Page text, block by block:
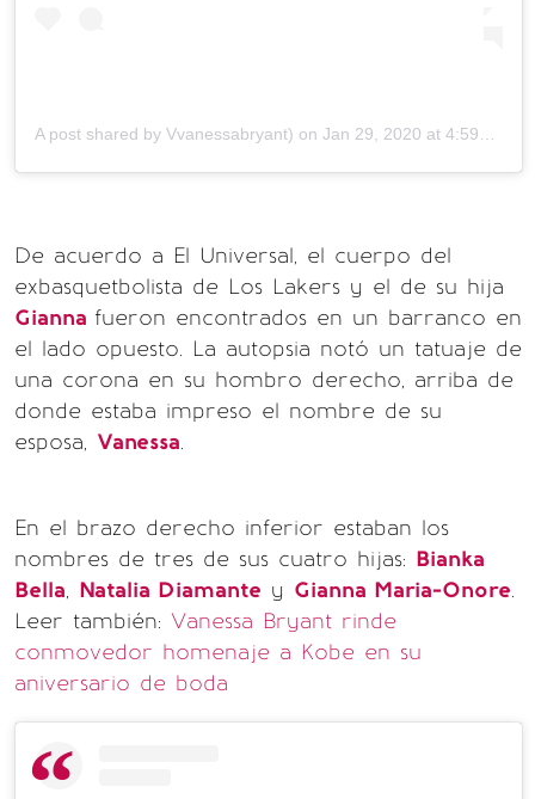
A post shared by Vvanessabryant) on Jan 29, 2020 at 4:59pm PST
De acuerdo a El Universal, el cuerpo del
exbasquetbolista de Los Lakers y el de su hija
Gianna fueron encontrados en un barranco en
el lado opuesto. La autopsia notó un tatuaje de
una corona en su hombro derecho, arriba de
donde estaba impreso el nombre de su
esposa, Vanessa.
En el brazo derecho inferior estaban los
nombres de tres de sus cuatro hijas: Bianka
Bella, Natalia Diamante y Gianna Maria-Onore.
Leer también: Vanessa Bryant rinde
conmovedor homenaje a Kobe en su
aniversario de boda